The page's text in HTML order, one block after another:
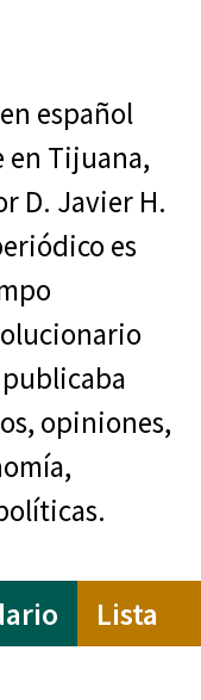
español
en Tijuana,
D. Javier H.
es
opiniones,
Lista